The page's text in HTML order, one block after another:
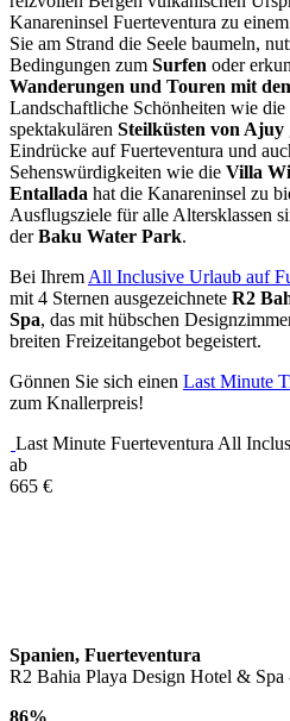
Kanareninsel Fuerteventura zu
Sie am Strand die Seele baumeln,
Bedingungen zum Surfen oder
Wanderungen und Touren mit
Landschaftliche Schönheiten wie die
spektakulären Steilküsten von Ajuy
Eindrücke auf Fuerteventura und
Sehenswürdigkeiten wie die Villa
Entallada hat die Kanareninsel zu
Ausflugsziele für alle Altersklassen
derBaku Water Park.
Bei Ihrem All Inclusive Urlaub auf
mit 4 Sternen ausgezeichnete R2
Spa, das mit hübschen
breiten Freizeitangebot begeistert.
Gönnen Sie sich einen Last Minute
zum Knallerpreis!
Last Minute Fuerteventura All
ab
665 €
Spanien, Fuerteventura
R2 Bahia Playa Design Hotel & Spa
86%